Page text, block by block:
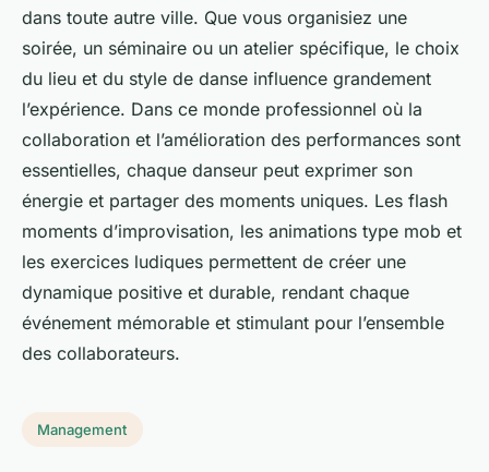
dans toute autre ville. Que vous organisiez une
soirée, un séminaire ou un atelier spécifique, le choix
du lieu et du style de danse influence grandement
l’expérience. Dans ce monde professionnel où la
collaboration et l’amélioration des performances sont
essentielles, chaque danseur peut exprimer son
énergie et partager des moments uniques. Les flash
moments d’improvisation, les animations type mob et
les exercices ludiques permettent de créer une
dynamique positive et durable, rendant chaque
événement mémorable et stimulant pour l’ensemble
des collaborateurs.
Management